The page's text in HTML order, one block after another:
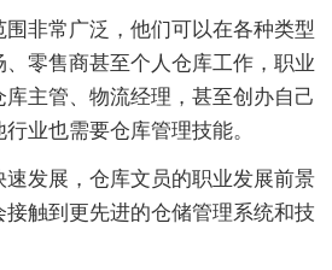
非常广泛，他们可以在各种类型
零售商甚至个人仓库工作，职业
主管、物流经理，甚至创办自己
业也需要仓库管理技能。
发展，仓库文员的职业发展前景
触到更先进的仓储管理系统和技